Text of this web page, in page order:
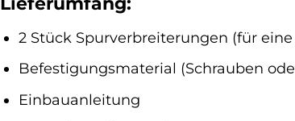
2 Stück Spurverbreiterungen (für eine
Befestigungsmaterial (Schrauben
Einbauanleitung